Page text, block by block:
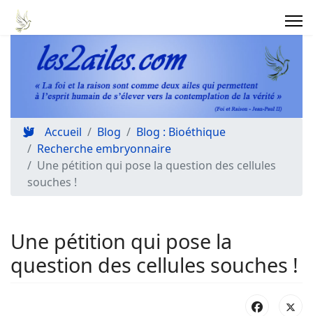
Accueil Blog
Blog : Bioéthique
Recherche embryonnaire
Une pétition qui pose la question des cellules
souches !
Une pétition qui pose la
question des cellules souches !